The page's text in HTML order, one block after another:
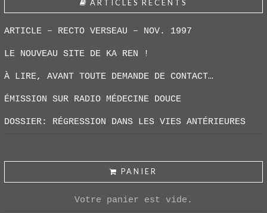
ARTICLES RÉCENTS
ARTICLE – RECTO VERSEAU – NOV. 1997
LE NOUVEAU SITE DE KA REN !
À LIRE, AVANT TOUTE DEMANDE DE CONTACT…
ÉMISSION SUR RADIO MÉDECINE DOUCE
DOSSIER: RÉGRESSION DANS LES VIES ANTÉRIEURES
PANIER
Votre panier est vide.